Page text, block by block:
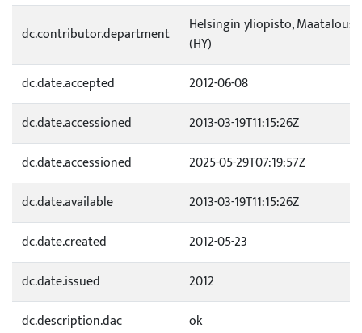
dc.contributor.department
Helsingin yliopisto,
(HY)
dc.date.accepted
2012-06-08
dc.date.accessioned
2013-03-19T11:15:26Z
dc.date.accessioned
2025-05-29T07:19:57Z
dc.date.available
2013-03-19T11:15:26Z
dc.date.created
2012-05-23
dc.date.issued
2012
dc.description.dac
ok